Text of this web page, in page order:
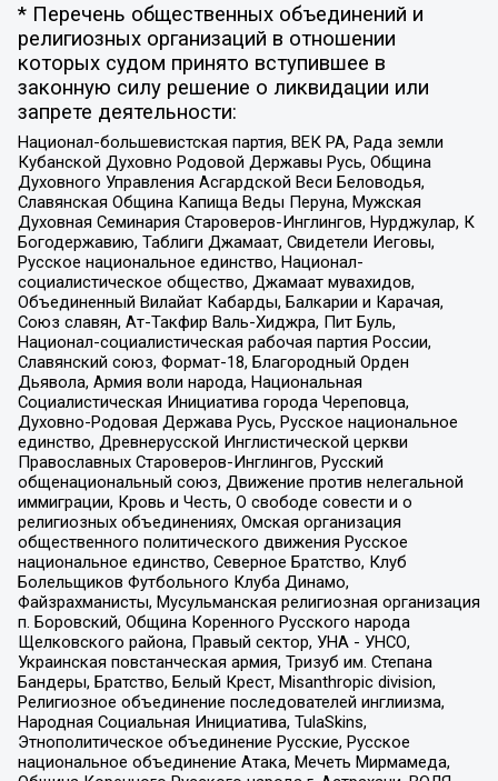
* Перечень общественных объединений и
религиозных организаций в отношении
которых судом принято вступившее в
законную силу решение о ликвидации или
запрете деятельности:
Национал-большевистская партия, ВЕК РА, Рада земли
Кубанской Духовно Родовой Державы Русь, Община
Духовного Управления Асгардской Веси Беловодья,
Славянская Община Капища Веды Перуна, Мужская
Духовная Семинария Староверов-Инглингов, Нурджулар, К
Богодержавию, Таблиги Джамаат, Свидетели Иеговы,
Русское национальное единство, Национал-
социалистическое общество, Джамаат мувахидов,
Объединенный Вилайат Кабарды, Балкарии и Карачая,
Союз славян, Ат-Такфир Валь-Хиджра, Пит Буль,
Национал-социалистическая рабочая партия России,
Славянский союз, Формат-18, Благородный Орден
Дьявола, Армия воли народа, Национальная
Социалистическая Инициатива города Череповца,
Духовно-Родовая Держава Русь, Русское национальное
единство, Древнерусской Инглистической церкви
Православных Староверов-Инглингов, Русский
общенациональный союз, Движение против нелегальной
иммиграции, Кровь и Честь, О свободе совести и о
религиозных объединениях, Омская организация
общественного политического движения Русское
национальное единство, Северное Братство, Клуб
Болельщиков Футбольного Клуба Динамо,
Файзрахманисты, Мусульманская религиозная организация
п. Боровский, Община Коренного Русского народа
Щелковского района, Правый сектор, УНА - УНСО,
Украинская повстанческая армия, Тризуб им. Степана
Бандеры, Братство, Белый Крест, Misanthropic division,
Религиозное объединение последователей инглиизма,
Народная Социальная Инициатива, TulaSkins,
Этнополитическое объединение Русские, Русское
национальное объединение Атака, Мечеть Мирмамеда,